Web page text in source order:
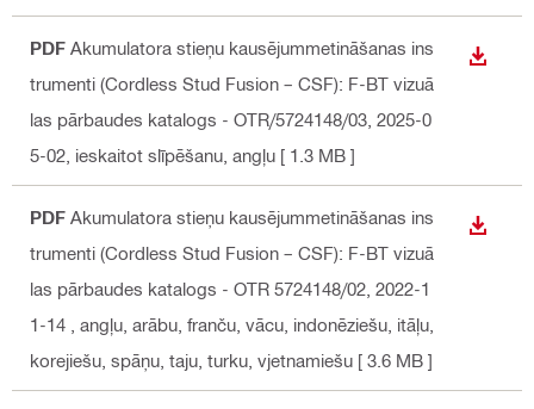
PDF Akumulatora stieņu kausējummetināšanas ins
trumenti (Cordless Stud Fusion – CSF): F-BT vizuā
las pārbaudes katalogs - OTR/5724148/03, 2025-0
5-02, ieskaitot slīpēšanu , angļu [ 1.3 MB ]
PDF Akumulatora stieņu kausējummetināšanas ins
trumenti (Cordless Stud Fusion – CSF): F-BT vizuā
las pārbaudes katalogs - OTR 5724148/02, 2022-1
1-14
, angļu, arābu, franču, vācu, indonēziešu, itāļu,
korejiešu, spāņu, taju, turku, vjetnamiešu [ 3.6 MB ]